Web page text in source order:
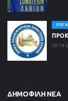
ΕΠΣ
ΤΡΙ 14
ΔΗΜΟΦΙΛΉ ΝΈΑ